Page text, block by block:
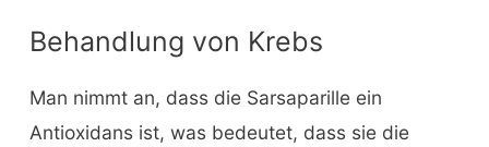
Behandlung von Krebs
Man nimmt an, dass die Sarsaparille ein
Antioxidans ist, was bedeutet, dass sie die